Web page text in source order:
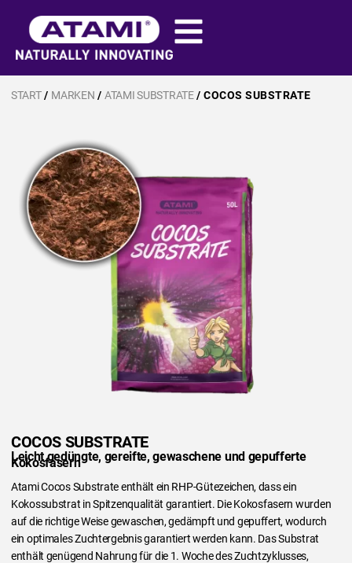
START/ MARKEN / ATAMI SUBSTRATE/ COCOS SUBSTRATE
COCOS SUBSTRATE
Leicht gedüngte, gereifte, gewaschene und gepufferte
Kokosfasern
Atami Cocos Substrate enthält ein RHP-Gütezeichen, dass ein
Kokossubstrat in Spitzenqualität garantiert. Die Kokosfasern wurden
auf die richtige Weise gewaschen, gedämpft und gepuffert, wodurch
ein optimales Zuchtergebnis garantiert werden kann. Das Substrat
enthält genügend Nahrung für die 1. Woche des Zuchtzyklusses,